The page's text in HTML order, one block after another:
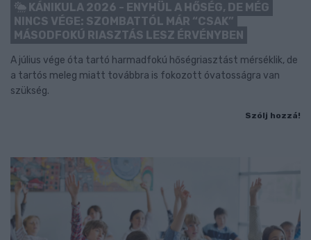
KÁNIKULA 2026 - ENYHÜL A HŐSÉG, DE MÉG
NINCS VÉGE: SZOMBATTÓL MÁR “CSAK”
MÁSODFOKÚ RIASZTÁS LESZ ÉRVÉNYBEN
A július vége óta tartó harmadfokú hőségriasztást mérséklik, de
a tartós meleg miatt továbbra is fokozott óvatosságra van
szükség.
Szólj hozzá!